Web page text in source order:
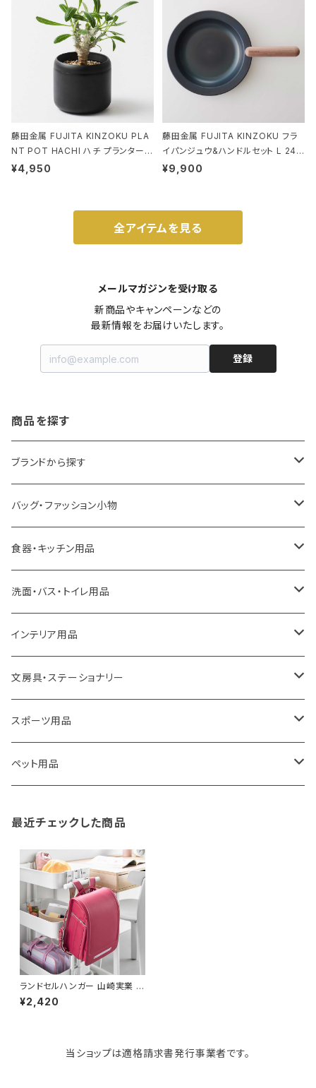
藤田金属 FUJITA KINZOKU PLA
NT POT HACHI ハチ プランターポ
ット 3号 ブラック
¥4,950
藤田金属 FUJITA KINZOKU フラ
イパンジュウ&ハンドルセット L 24c
m ガス火・IH対応 鉄フライパン ウォ
¥9,900
全アイテムを見る
メールマガジンを受け取る
新商品やキャンペーンなどの
最新情報をお届けいたします。
登録
商品を探す
ブランドから探す
LOQI
ideaco
a.depeche
ROOTOTE
100percent
藤田金属
TG
paperblanks
KIND BAG LONDON
tower
バッグ・ファッション小物
エコバッグ
アクセサリー
トートバッグ
保冷バッグ
リュックサック
ショルダーバッグ
スポーツバッグ
マザーズバッグ
パソコンケース
バッグアクセサリー
食器・キッチン用品
キッチンラック
キッチンペーパーホルダー
食器・テーブルウェア
ゴミ箱
収納用品
ソープディスペンサー
タオルハンガー
調理器具・調理小物
ディッシュラック
洗面・バス・トイレ用品
洗面用品
掃除・洗濯用品
トイレ用品
バス用品
インテリア用品
アイロン台
アクセサリー収納
ウェットティッシュケース
ガーデニング用品
クッション・クッションカバー
玄関収納
文房具・ステーショナリー
筆記具・ペン
ノート
スポーツ用品
卓球用品
ペット用品
猫用グッズ
最近チェックした商品
ランドセルハンガー 山崎実業 t
ower タワー スチールワゴン横
ランドセル＆リュックハンガー 1
¥2,420
当ショップは適格請求書発行事業者です。